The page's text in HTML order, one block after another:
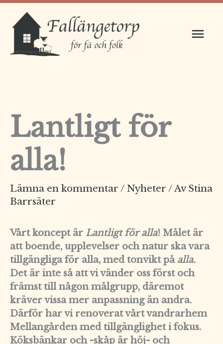
Hoppa
innehåll
Lantligt för
alla!
Lämna en kommentar / Nyheter / Av Stina
Barrsäter
Vårt koncept är Lantligt för alla! Målet är
att boende, upplevelser och natur ska vara
tillgängliga för alla, med tonvikt på alla.
Det är inte så att vi vänder oss först och
främst till någon målgrupp, däremot
kräver vissa mer anpassning än andra.
Därför har vi renoverat vårt vandrarhem
Mellangården med tillgänglighet i fokus.
Köksbänkar och -skåp är höj- och